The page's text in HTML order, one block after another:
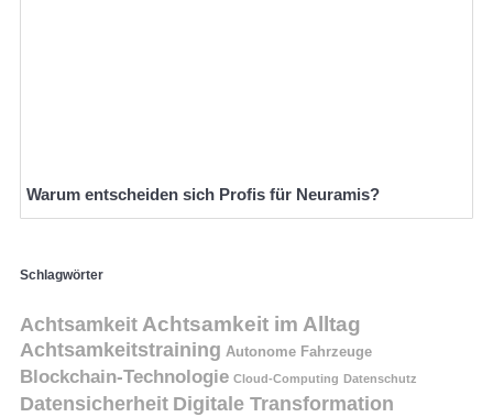
Warum entscheiden sich Profis für Neuramis?
Schlagwörter
Achtsamkeit Achtsamkeit im Alltag
Achtsamkeitstraining Autonome Fahrzeuge
Blockchain-Technologie Cloud-Computing Datenschutz
Datensicherheit Digitale Transformation